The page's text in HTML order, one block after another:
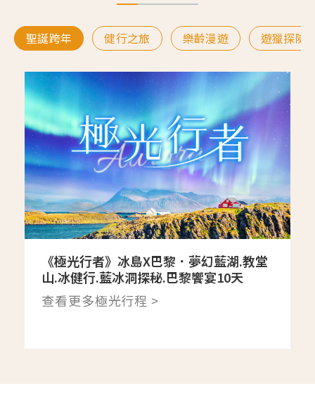
聖誕跨年 健行之旅 樂齡漫遊 遊獵探險
《極光行者》冰島X巴黎．夢幻藍湖.教堂
山.冰健行.藍冰洞探秘.巴黎饗宴10天
查看更多極光行程 >